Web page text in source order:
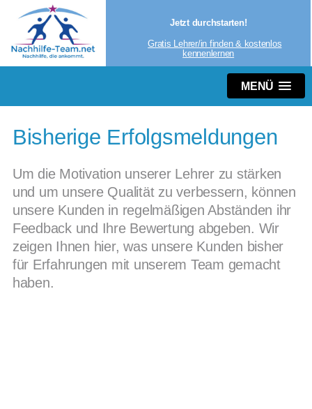
Jetzt durchstarten!
Gratis Lehrer/in finden & kostenlos
kennenlernen
MENÜ
Bisherige Erfolgsmeldungen
Um die Motivation unserer Lehrer zu stärken
und um unsere Qualität zu verbessern, können
unsere Kunden in regelmäßigen Abständen ihr
Feedback und Ihre Bewertung abgeben. Wir
zeigen Ihnen hier, was unsere Kunden bisher
für Erfahrungen mit unserem Team gemacht
haben.